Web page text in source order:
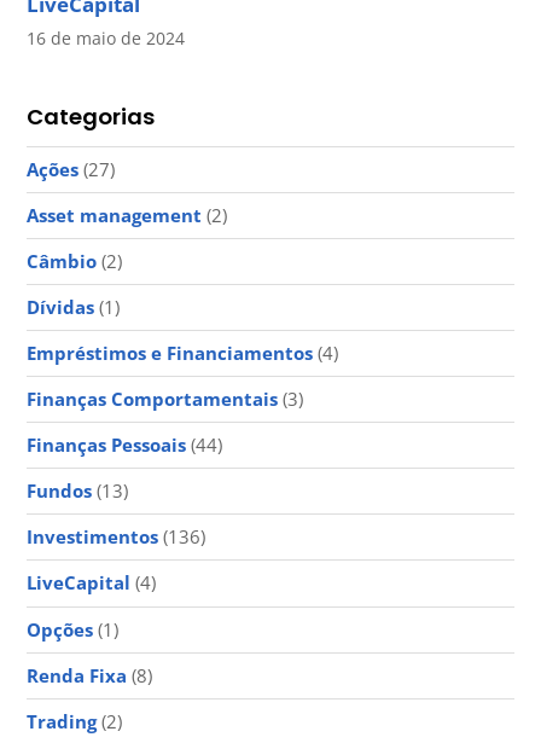
16 de maio de 2024
Categorias
Ações (27)
Asset management (2)
Câmbio (2)
Dívidas (1)
Empréstimos e Financiamentos (4)
Finanças Comportamentais (3)
Finanças Pessoais (44)
Fundos (13)
Investimentos (136)
LiveCapital (4)
Opções (1)
Renda Fixa (8)
Trading(2)